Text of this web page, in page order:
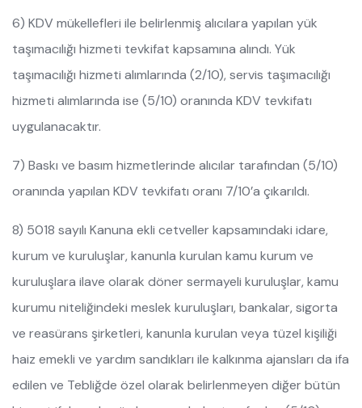
6) KDV mükellefleri ile belirlenmiş alıcılara yapılan yük
taşımacılığı hizmeti tevkifat kapsamına alındı. Yük
taşımacılığı hizmeti alımlarında (2/10), servis taşımacılığı
hizmeti alımlarında ise (5/10) oranında KDV tevkifatı
uygulanacaktır.
7) Baskı ve basım hizmetlerinde alıcılar tarafından (5/10)
oranında yapılan KDV tevkifatı oranı 7/10’a çıkarıldı.
8) 5018 sayılı Kanuna ekli cetveller kapsamındaki idare,
kurum ve kuruluşlar, kanunla kurulan kamu kurum ve
kuruluşlara ilave olarak döner sermayeli kuruluşlar, kamu
kurumu niteliğindeki meslek kuruluşları, bankalar, sigorta
ve reasürans şirketleri, kanunla kurulan veya tüzel kişiliği
haiz emekli ve yardım sandıkları ile kalkınma ajansları da ifa
edilen ve Tebliğde özel olarak belirlenmeyen diğer bütün